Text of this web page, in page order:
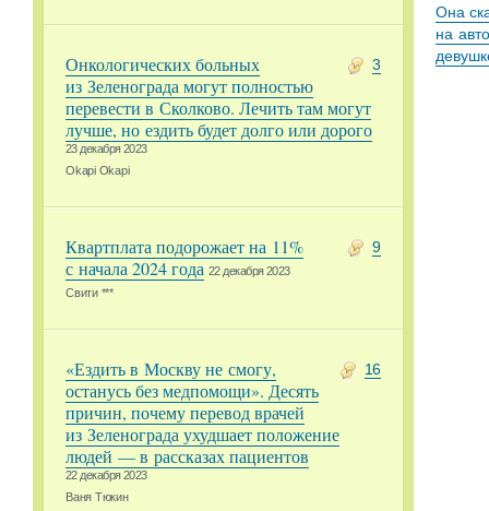
3
Онкологических больных
из Зеленограда могут полностью
перевести в Сколково. Лечить там могут
лучше, но ездить будет долго или дорого
23 декабря 2023
Okapi Okapi
9
Квартплата подорожает на 11%
с начала 2024 года 22 декабря 2023
Свити ***
16
«Ездить в Москву не смогу,
останусь без медпомощи». Десять
причин, почему перевод врачей
из Зеленограда ухудшает положение
людей — в рассказах пациентов
22 декабря 2023
Ваня Тюкин
Она
на